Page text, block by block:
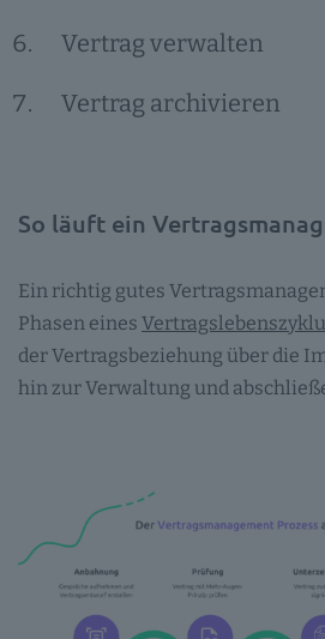
Vertrag verwalten
Vertrag archivieren
So läuft ein
Ein richtig gutes
Phasen eines
der Vertragsbeziehung über die
hin zur Verwaltung und